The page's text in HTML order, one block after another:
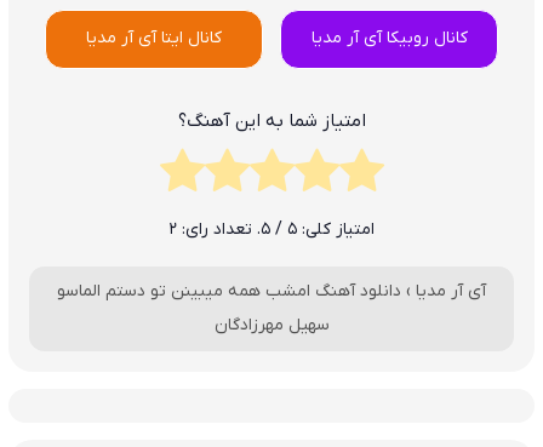
کانال روبیکا آی آر مدیا کانال ایتا آی آر مدیا
امتیاز شما به این آهنگ؟
امتیاز کلی: 5 / 5. تعداد رای: 2
آی آر مدیا › دانلود آهنگ امشب همه میبینن تو دستم الماسو
سهیل مهرزادگان